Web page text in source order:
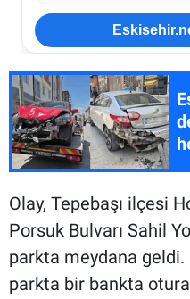
Olay, Tepebaşı ilçesi
Porsuk Bulvarı Sahil
parkta meydana
parkta bir bankta